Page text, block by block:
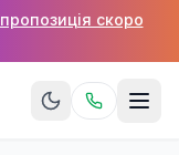
пропозиція скоро